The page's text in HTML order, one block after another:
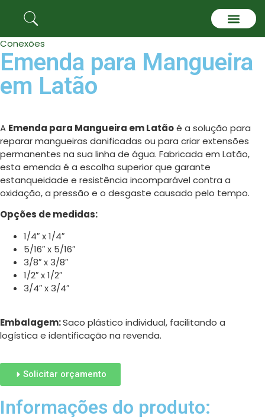
Conexões
Emenda para Mangueira
em Latão
A Emenda para Mangueira em Latãoé a solução para
reparar mangueiras danificadas ou para criar extensões
permanentes na sua linha de água. Fabricada em Latão,
esta emenda é a escolha superior que garante
estanqueidade e resistência incomparável contra a
oxidação, a pressão e o desgaste causado pelo tempo.
Opções de medidas:
1/4″ x 1/4″
5/16″ x 5/16″
3/8″ x 3/8″
1/2″ x 1/2″
3/4″ x 3/4″
Embalagem:Saco plástico individual, facilitando a
logística e identificação na revenda.
Solicitar orçamento
Informações do produto: